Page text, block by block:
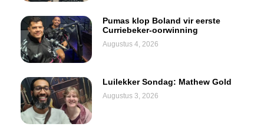
Pumas klop Boland vir eerste
Curriebeker-oorwinning
Augustus 4, 2026
Luilekker Sondag: Mathew Gold
Augustus 3, 2026